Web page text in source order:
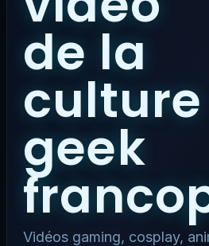
de la
culture
geek
Vidéos gaming, cosplay,